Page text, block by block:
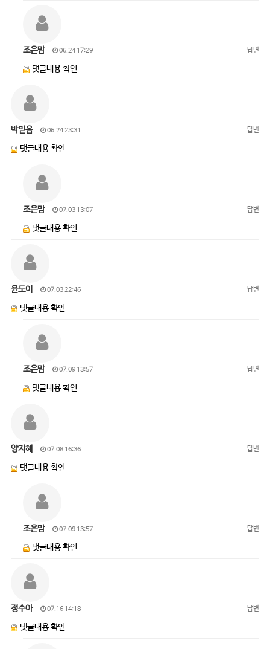
조은맘 06.24 17:29 답변
댓글내용 확인
박믿음 06.24 23:31 답변
댓글내용 확인
조은맘 07.03 13:07 답변
댓글내용 확인
윤도이 07.03 22:46 답변
댓글내용 확인
조은맘 07.09 13:57 답변
댓글내용 확인
양지혜 07.08 16:36 답변
댓글내용 확인
조은맘 07.09 13:57 답변
댓글내용 확인
정수아 07.16 14:18 답변
댓글내용 확인